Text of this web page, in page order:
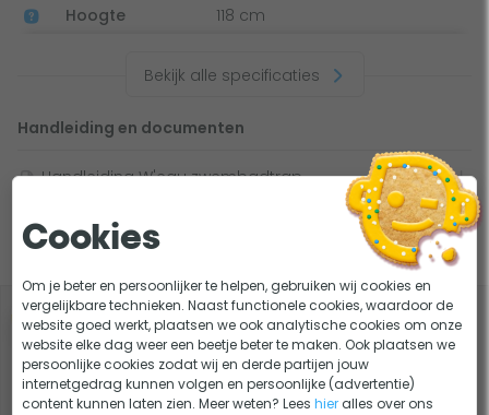
Hoogte
118 cm
Bekijk alle specificaties
Handleiding en documenten
Handleiding W'eau zwembadtrap
Slim combineren
-5%
JEE-O Protect Cleaner &
Protector
42,-
Cookies
Om je beter en persoonlijker te helpen, gebruiken wij cookies en
vergelijkbare technieken. Naast functionele cookies, waardoor de
website goed werkt, plaatsen we ook analytische cookies om onze
website elke dag weer een beetje beter te maken. Ook plaatsen we
persoonlijke cookies zodat wij en derde partijen jouw
internetgedrag kunnen volgen en persoonlijke (advertentie)
content kunnen laten zien. Meer weten? Leeshier alles over ons